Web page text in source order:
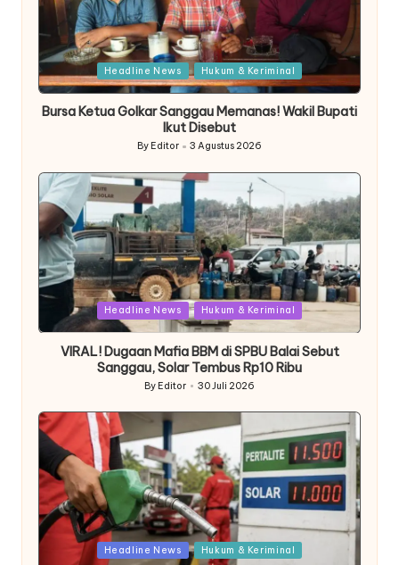
in
Headline News Hukum & Keriminal
Bursa Ketua Golkar Sanggau Memanas! Wakil Bupati
Ikut Disebut
Posted
By Editor 3 Agustus 2026
Posted
in
Headline News Hukum & Keriminal
VIRAL! Dugaan Mafia BBM di SPBU Balai Sebut
Sanggau, Solar Tembus Rp10 Ribu
Posted
By Editor 30 Juli 2026
Posted
Headline News Hukum & Keriminal